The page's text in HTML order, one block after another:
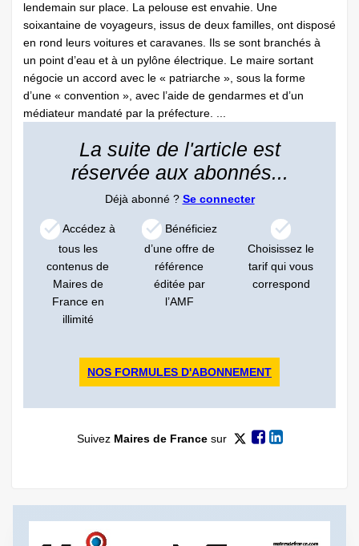
lendemain sur place. La pelouse est envahie. Une
soixantaine de voyageurs, issus de deux familles, ont disposé
en rond leurs voitures et caravanes. Ils se sont branchés à
un point d’eau et à un pylône électrique. Le maire sortant
négocie un accord avec le « patriarche », sous la forme
d’une « convention », avec l’aide de gendarmes et d’un
médiateur mandaté par la préfecture. ...
La suite de l'article est
réservée aux abonnés...
Déjà abonné ? Se connecter
Accédez à
tous les
contenus de
Maires de
France en
illimité
Bénéficiez
d’une offre de
référence
éditée par
l’AMF
Choisissez le
tarif qui vous
correspond
NOS FORMULES D'ABONNEMENT
Suivez Maires de Francesur